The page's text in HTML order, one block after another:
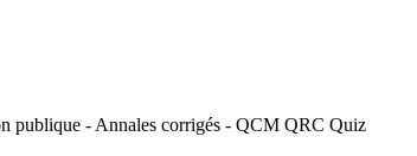
publique - Annales corrigés - QCM QRC Quiz